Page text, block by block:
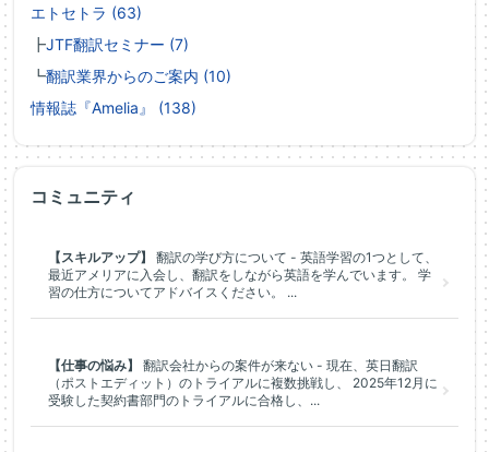
エトセトラ (63)
┣JTF翻訳セミナー (7)
┗翻訳業界からのご案内 (10)
情報誌『Amelia』 (138)
コミュニティ
【スキルアップ】
翻訳の学び方について - 英語学習の1つとして、
最近アメリアに入会し、翻訳をしながら英語を学んでいます。 学
習の仕方についてアドバイスください。 ...
【仕事の悩み】
翻訳会社からの案件が来ない - 現在、英日翻訳
（ポストエディット）のトライアルに複数挑戦し、 2025年12月に
受験した契約書部門のトライアルに合格し、...